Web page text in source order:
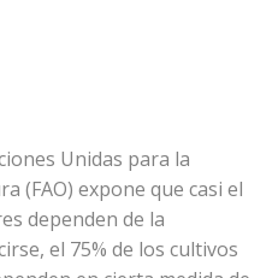
Unidas para la
(FAO) expone que casi el
dependen de la
el 75% de los cultivos